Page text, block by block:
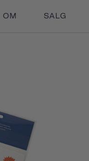
OM SALG